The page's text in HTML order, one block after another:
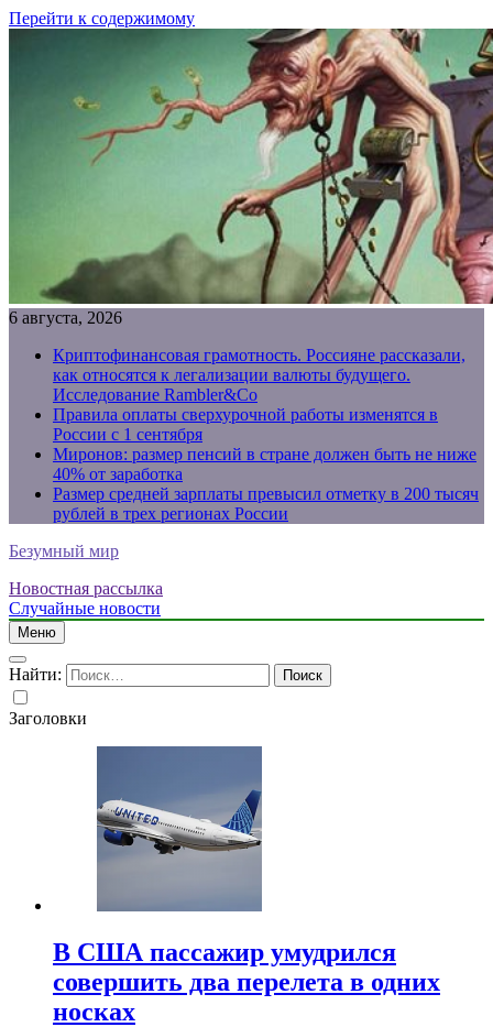
Перейти к содержимому
6 августа, 2026
Криптофинансовая грамотность. Россияне рассказали,
как относятся к легализации валюты будущего.
Исследование Rambler&Co
Правила оплаты сверхурочной работы изменятся в
России с 1 сентября
Миронов: размер пенсий в стране должен быть не ниже
40% от заработка
Размер средней зарплаты превысил отметку в 200 тысяч
рублей в трех регионах России
Безумный мир
Новостная рассылка
Случайные новости
Меню
Найти:
Заголовки
В США пассажир умудрился
совершить два перелета в одних
носках